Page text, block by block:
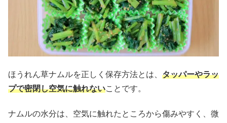
ほうれん草ナムルを正しく保存方法とは、 タッパーやラッ
プで密閉し空気に触れないことです。
ナムルの水分は、空気に触れたところから傷みやすく、微